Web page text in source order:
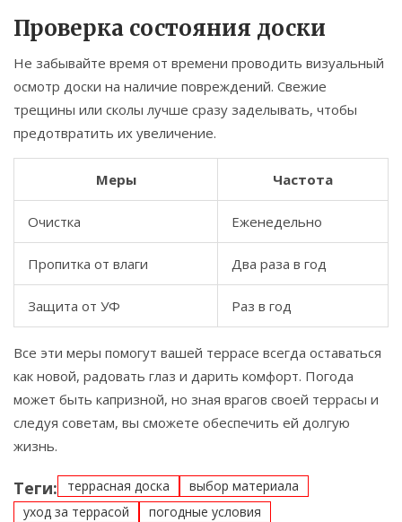
Проверка состояния доски
Не забывайте время от времени проводить визуальный
осмотр доски на наличие повреждений. Свежие
трещины или сколы лучше сразу заделывать, чтобы
предотвратить их увеличение.
Меры Частота
Очистка Еженедельно
Пропитка от влаги Два раза в год
Защита от УФ Раз в год
Все эти меры помогут вашей террасе всегда оставаться
как новой, радовать глаз и дарить комфорт. Погода
может быть капризной, но зная врагов своей террасы и
следуя советам, вы сможете обеспечить ей долгую
жизнь.
Теги: террасная доска
выбор материала
уход за террасой
погодные условия